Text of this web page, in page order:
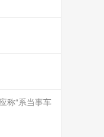
称“系当事车